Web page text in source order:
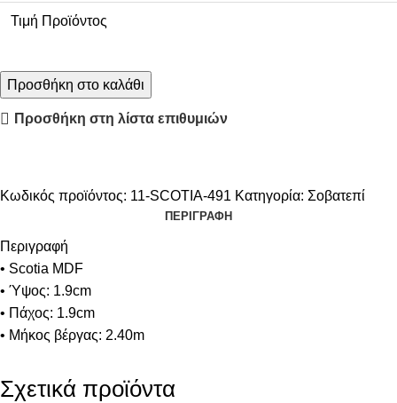
Τιμή Προϊόντος
Προσθήκη στο καλάθι
Προσθήκη στη λίστα επιθυμιών
Κωδικός προϊόντος: 11-SCOTIA-491 Κατηγορία: Σοβατεπί
ΠΕΡΙΓΡΑΦΉ
Περιγραφή
• Scotia MDF
• Ύψος: 1.9cm
• Πάχος: 1.9cm
• Μήκος βέργας: 2.40m
Σχετικά προϊόντα